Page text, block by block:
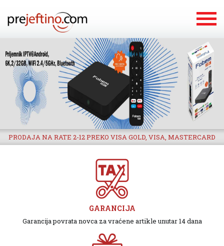
PRODAJA NA RATE 2-12 PREKO VISA GOLD, VISA, MASTERCARD
GARANCIJA
Garancija povrata novca za vraćene artikle unutar 14 dana